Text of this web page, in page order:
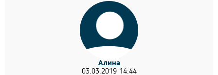
Алина
03.03.2019 14:44